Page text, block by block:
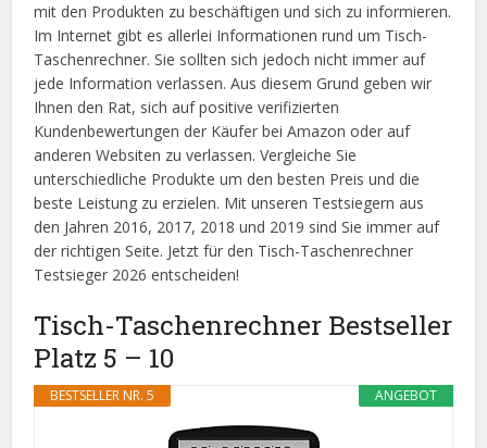
mit den Produkten zu beschäftigen und sich zu informieren.
Im Internet gibt es allerlei Informationen rund um Tisch-
Taschenrechner. Sie sollten sich jedoch nicht immer auf
jede Information verlassen. Aus diesem Grund geben wir
Ihnen den Rat, sich auf positive verifizierten
Kundenbewertungen der Käufer bei Amazon oder auf
anderen Websiten zu verlassen. Vergleiche Sie
unterschiedliche Produkte um den besten Preis und die
beste Leistung zu erzielen. Mit unseren Testsiegern aus
den Jahren 2016, 2017, 2018 und 2019 sind Sie immer auf
der richtigen Seite. Jetzt für den Tisch-Taschenrechner
Testsieger 2026 entscheiden!
Tisch-Taschenrechner Bestseller
Platz 5 – 10
ANGEBOT
BESTSELLER NR. 5